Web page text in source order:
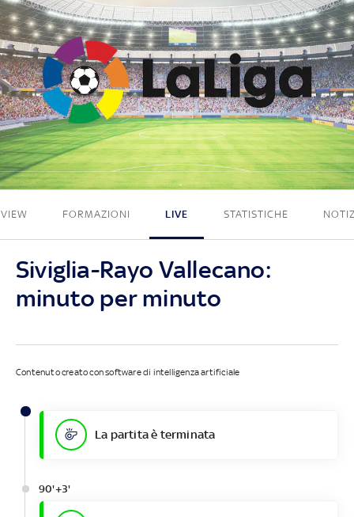
1 - 0
FORMAZIONI LIVE STATISTICHE
Siviglia-Rayo Vallecano:
minuto per minuto
Contenuto creato con software di intelligenza artificiale
La partita è terminata
90'+3'